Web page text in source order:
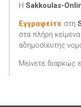
Η Sakkoulas-
Εγγραφείτε στη
στα πλήρη
αδημοσίευτης
Μείνετε διαρκώς